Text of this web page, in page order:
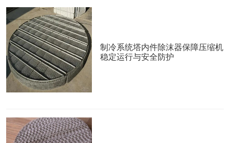
制冷系统塔内件除沫器保障压缩机
稳定运行与安全防护